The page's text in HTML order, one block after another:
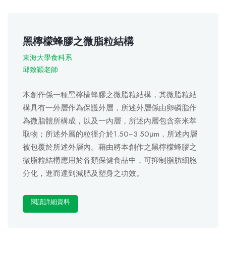
黑檸檬蜂膠之微脂粒結構
東海大學食科系
邱致穎老師
本創作係一種黑檸檬蜂膠之微脂粒結構，其微脂粒結
構具有一外層作為保護外層，所述外層係由卵磷脂作
為微脂體所構成，以及一內層，所述內層包含奈米萃
取物；所述外層的粒徑介於1.50~3.50μm，所述內層
被包覆於所述外層內。藉由將本創作之黑檸檬蜂膠之
微脂粒結構應用於各類保健食品中，可抑制脂肪細胞
分化，進而達到減肥及塑身之功效。
閱讀詳細資料